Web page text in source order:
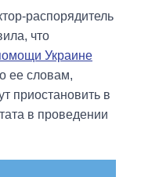
распорядитель
что
Украине
ее словам,
приостановить в
в проведении